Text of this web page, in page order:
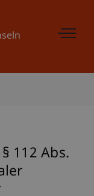
112 Abs.